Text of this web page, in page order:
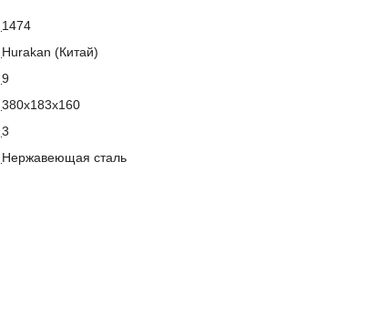
1474
Hurakan (Китай)
9
380x183x160
3
Нержавеющая сталь